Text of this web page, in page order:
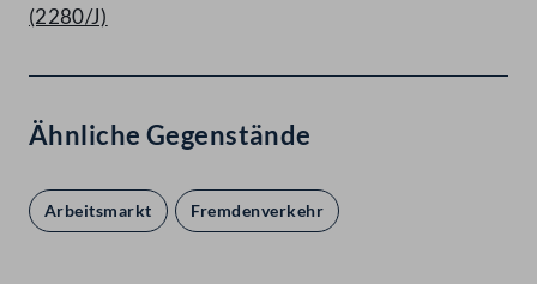
(2280/J)
Ähnliche Gegenstände
Arbeitsmarkt Fremdenverkehr